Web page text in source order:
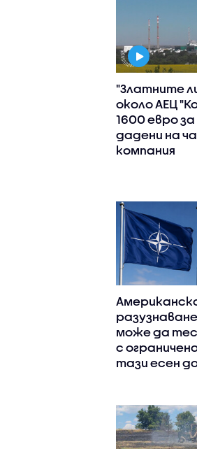
"Златните
около АЕЦ
1600 евро
дадени на
компания
може да
с
тази есен